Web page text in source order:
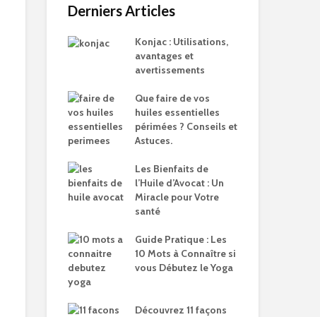
Derniers Articles
Konjac : Utilisations,
avantages et
avertissements
Que faire de vos
huiles essentielles
périmées ? Conseils et
Astuces.
Les Bienfaits de
l’Huile d’Avocat : Un
Miracle pour Votre
santé
Guide Pratique : Les
10 Mots à Connaître si
vous Débutez le Yoga
Découvrez 11 façons